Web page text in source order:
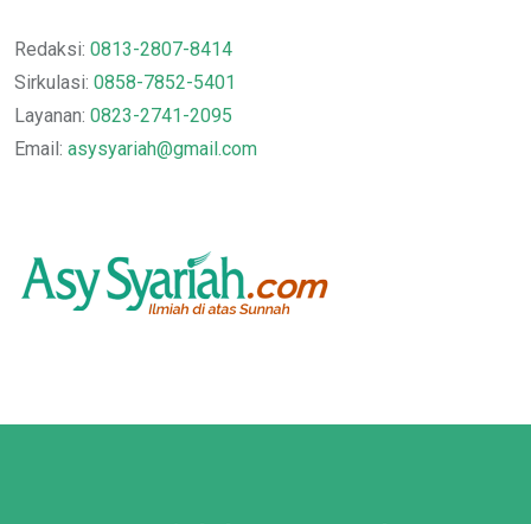
Redaksi: 0813-2807-8414
Sirkulasi: 0858-7852-5401
Layanan: 0823-2741-2095
Email: asysyariah@gmail.com